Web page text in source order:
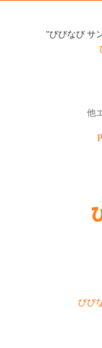
"びびなび サ
他
びび